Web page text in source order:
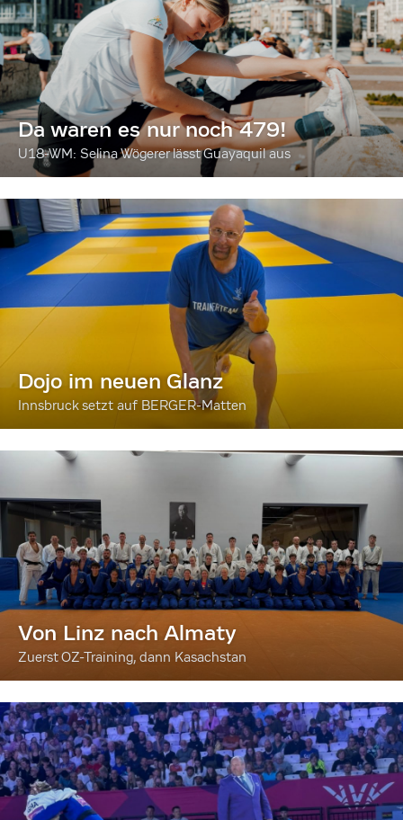
Da waren es nur noch 479!
U18-WM: Selina Wögerer lässt Guayaquil aus
Dojo im neuen Glanz
Innsbruck setzt auf BERGER-Matten
Von Linz nach Almaty
Zuerst OZ-Training, dann Kasachstan